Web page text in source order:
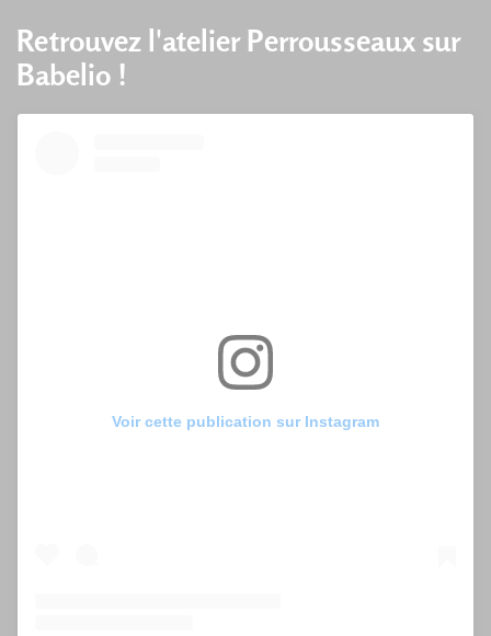
Retrouvez l'atelier Perrousseaux sur
Babelio !
Voir cette publication sur Instagram